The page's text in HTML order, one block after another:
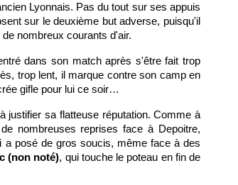
Lyonnais. Pas du tout sur ses appuis
sur le deuxième but adverse, puisqu'il
nombreux courants d'air.
dans son match après s'être fait trop
trop lent, il marque contre son camp en
gifle pour lui ce soir…
justifier sa flatteuse réputation. Comme à
nombreuses reprises face à Depoitre,
a posé de gros soucis, même face à des
(non noté), qui touche le poteau en fin de